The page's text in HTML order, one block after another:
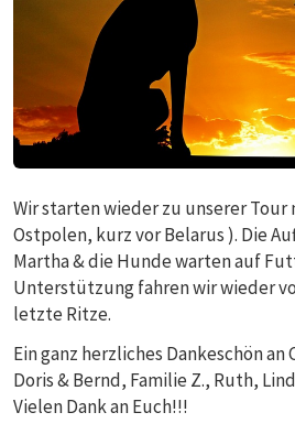
Wir starten wieder zu unserer Tour
Ostpolen, kurz vor Belarus ). Die
Martha & die Hunde warten auf
Unterstützung fahren wir wieder
letzte Ritze.
Ein ganz herzliches Dankeschön an
Doris & Bernd, Familie Z., Ruth,
Vielen Dank an Euch!!!